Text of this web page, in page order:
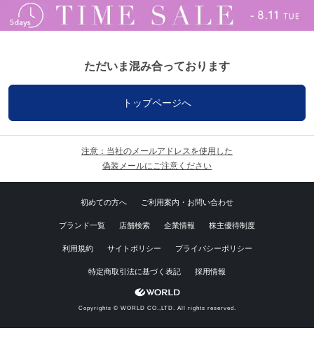
ただいま混み合っております
トップページへ
注意：当社のメールアドレスを使用した
偽装メールにご注意ください
初めての方へ ご利用案内・お問い合わせ
ブランド一覧 店舗検索 企業情報 株主優待制度
利用規約 サイトポリシー プライバシーポリシー
特定商取引法に基づく表記 採用情報
Copyrights © WORLD CO.,LTD. All rights reserved.